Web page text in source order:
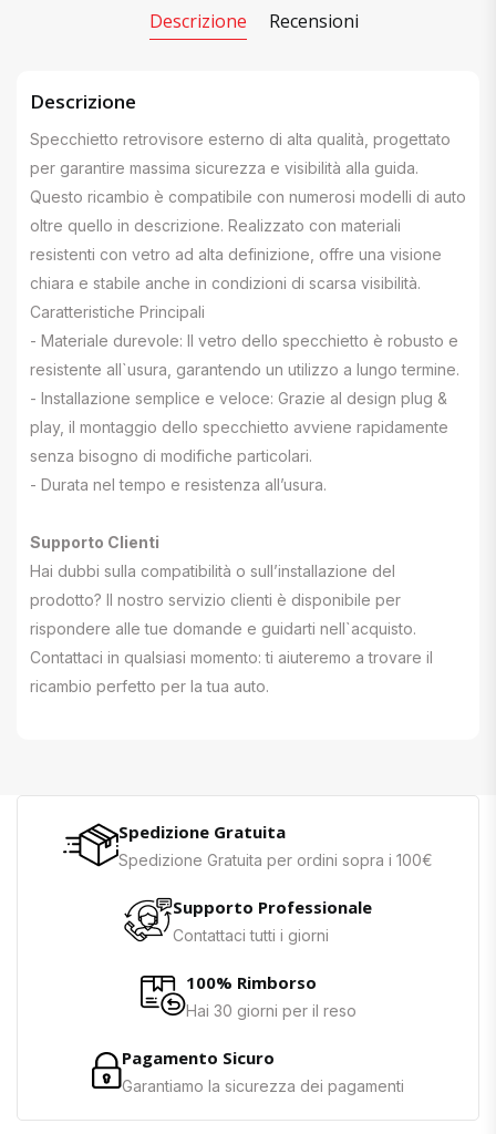
Descrizione Recensioni
Descrizione
Specchietto retrovisore esterno di alta qualità, progettato
per garantire massima sicurezza e visibilità alla guida.
Questo ricambio è compatibile con numerosi modelli di auto
oltre quello in descrizione. Realizzato con materiali
resistenti con vetro ad alta definizione, offre una visione
chiara e stabile anche in condizioni di scarsa visibilità.
Caratteristiche Principali
- Materiale durevole: Il vetro dello specchietto è robusto e
resistente all`usura, garantendo un utilizzo a lungo termine.
- Installazione semplice e veloce: Grazie al design plug &
play, il montaggio dello specchietto avviene rapidamente
senza bisogno di modifiche particolari.
- Durata nel tempo e resistenza all’usura.
Supporto Clienti
Hai dubbi sulla compatibilità o sull’installazione del
prodotto? Il nostro servizio clienti è disponibile per
rispondere alle tue domande e guidarti nell`acquisto.
Contattaci in qualsiasi momento: ti aiuteremo a trovare il
ricambio perfetto per la tua auto.
Spedizione Gratuita
Spedizione Gratuita per ordini sopra i 100€
Supporto Professionale
Contattaci tutti i giorni
100% Rimborso
Hai 30 giorni per il reso
Pagamento Sicuro
Garantiamo la sicurezza dei pagamenti